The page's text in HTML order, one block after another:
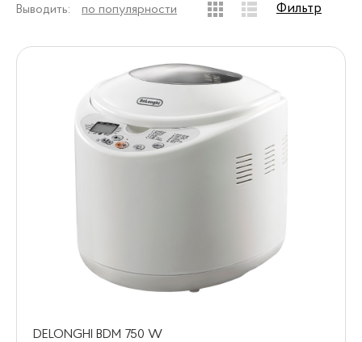
Выводить: по популярности Фильтр
DELONGHI BDM 750 W